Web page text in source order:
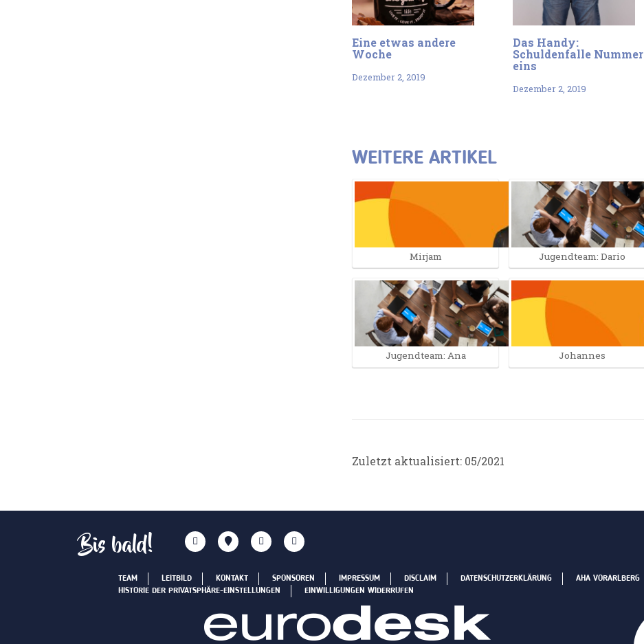
Eine etwas andere
Woche
Dezember 2, 2019
Das Handy:
Schuldenfalle Nummer
eins
Dezember 2, 2019
WEITERE ARTIKEL
Mirjam
Jugendteam: Ana
Jugendteam: Dario
Johannes
Zuletzt aktualisiert: 05/2021
Bis bald!
TEAM LEITBILD KONTAKT SPONSOREN IMPRESSUM DISCLAIM DATENSCHUTZERKLÄRUNG AHA VORARLBERG
HISTORIE DER PRIVATSPHÄRE-EINSTELLUNGEN
EINWILLIGUNGEN WIDERRUFEN